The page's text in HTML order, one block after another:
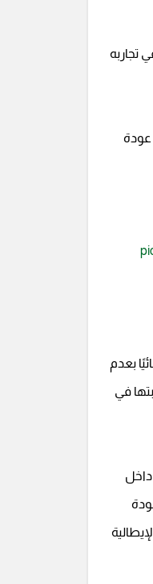
تجاربه
عودة
بعدم
عدم رغبتها في
داخل